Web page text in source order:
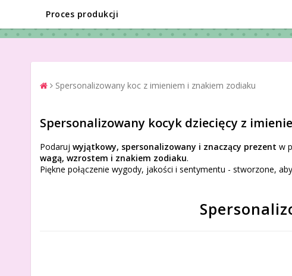
Proces produkcji
Spersonalizowany koc z imieniem i znakiem zodiaku
Spersonalizowany kocyk dziecięcy z
Podaruj wyjątkowy, spersonalizowany i znaczący prezent w
wagą, wzrostem i znakiem zodiaku.
Piękne połączenie wygody, jakości i sentymentu - stworzone,